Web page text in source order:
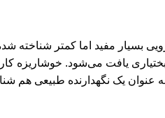
بسیار مفید اما کمتر
یافت می‌شود. خوشاریزه
عنوان یک نگهدارنده طبیعی هم